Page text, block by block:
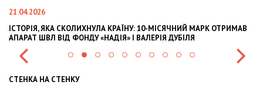
21.04.2026
ІСТОРІЯ, ЯКА СКОЛИХНУЛА КРАЇНУ: 10-МІСЯЧНИЙ МАРК ОТРИМАВ
АПАРАТ ШВЛ ВІД ФОНДУ «НАДІЯ» І ВАЛЕРІЯ ДУБІЛЯ
СТЕНКА НА СТЕНКУ